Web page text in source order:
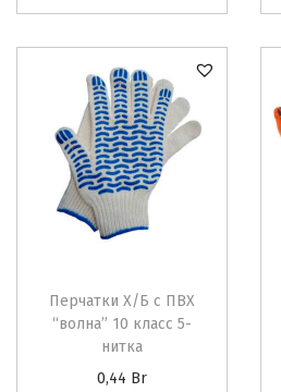
Перчатки Х/Б с ПВХ
“волна” 10 класс 5-
нитка
0,44 Br